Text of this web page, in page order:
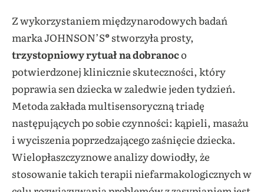
Z wykorzystaniem międzynarodowych badań
marka JOHNSON’S® stworzyła prosty,
trzystopniowy rytuał na dobranoco
potwierdzonej klinicznie skuteczności, który
poprawia sen dziecka w zaledwie jeden tydzień.
Metoda zakłada multisensoryczną triadę
następujących po sobie czynności: kąpieli, masażu
i wyciszenia poprzedzającego zaśnięcie dziecka.
Wielopłaszczyznowe analizy dowiodły, że
stosowanie takich terapii niefarmakologicznych w